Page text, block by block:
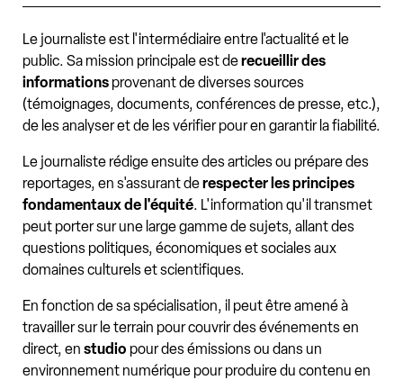
Le journaliste est l'intermédiaire entre l'actualité et le
public. Sa mission principale est derecueillir des
informations provenant de diverses sources
(témoignages, documents, conférences de presse, etc.),
de les analyser et de les vérifier pour en garantir la fiabilité.
Le journaliste rédige ensuite des articles ou prépare des
reportages, en s'assurant derespecter les principes
fondamentaux de l'équité. L'information qu'il transmet
peut porter sur une large gamme de sujets, allant des
questions politiques, économiques et sociales aux
domaines culturels et scientifiques.
En fonction de sa spécialisation, il peut être amené à
travailler sur le terrain pour couvrir des événements en
direct, en studio pour des émissions ou dans un
environnement numérique pour produire du contenu en